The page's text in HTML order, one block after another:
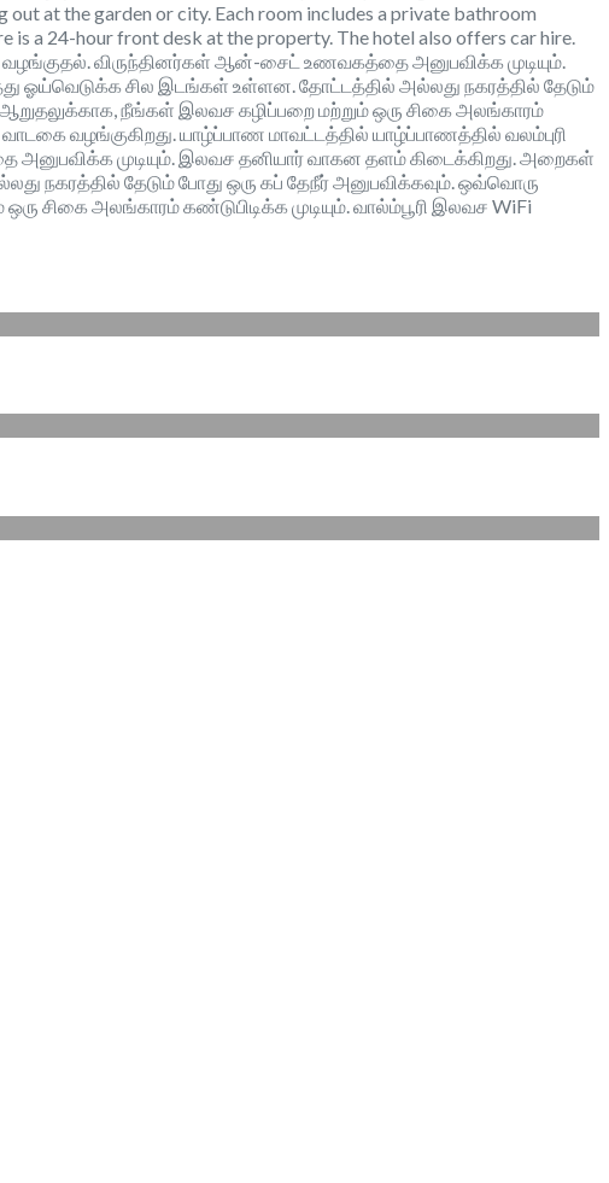
out at the garden or city. Each room includes a private bathroom
a 24-hour front desk at the property. The hotel also offers car hire.
வழங்குதல். விருந்தினர்கள் ஆன்-சைட் உணவகத்தை அனுபவிக்க முடியும்.
ஓய்வெடுக்க சில இடங்கள் உள்ளன. தோட்டத்தில் அல்லது நகரத்தில் தேடும்
ஆறுதலுக்காக, நீங்கள் இலவச கழிப்பறை மற்றும் ஒரு சிகை அலங்காரம்
வழங்குகிறது. யாழ்ப்பாண மாவட்டத்தில் யாழ்ப்பாணத்தில் வலம்புரி
அனுபவிக்க முடியும். இலவச தனியார் வாகன தளம் கிடைக்கிறது. அறைகள்
நகரத்தில் தேடும் போது ஒரு கப் தேநீர் அனுபவிக்கவும். ஒவ்வொரு
சிகை அலங்காரம் கண்டுபிடிக்க முடியும். வால்ம்பூரி இலவச WiFi